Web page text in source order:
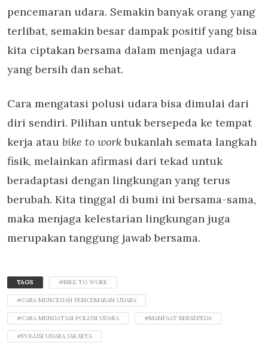
pencemaran udara. Semakin banyak orang yang
terlibat, semakin besar dampak positif yang bisa
kita ciptakan bersama dalam menjaga udara
yang bersih dan sehat.
Cara mengatasi polusi udara bisa dimulai dari
diri sendiri. Pilihan untuk bersepeda ke tempat
kerja atau bike to workbukanlah semata langkah
fisik, melainkan afirmasi dari tekad untuk
beradaptasi dengan lingkungan yang terus
berubah. Kita tinggal di bumi ini bersama-sama,
maka menjaga kelestarian lingkungan juga
merupakan tanggung jawab bersama.
TAGS #BIKE TO WORK
#CARA MENCEGAH PENCEMARAN UDARA
#CARA MENGATASI POLUSI UDARA #MANFAAT BERSEPEDA
#POLUSI UDARA JAKARTA